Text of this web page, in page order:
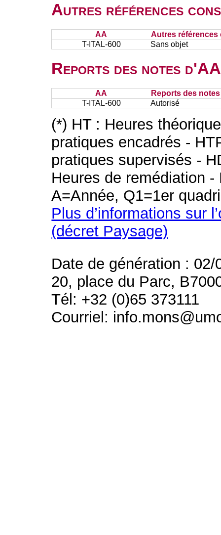
Autres références
AA
Autres références
T-ITAL-600
Sans objet
Reports des notes
AA
Reports des
T-ITAL-600
Autorisé
(*) HT : Heures
pratiques encadrés -
pratiques supervisés -
Heures de remédiation
A=Année, Q1=1er
Plus d’informations sur
(décret Paysage)
Date de génération : 02/
20, place du Parc,
Tél: +32 (0)65 373111
Courriel: